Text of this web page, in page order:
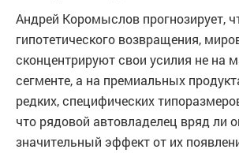
Андрей Коромыслов прогнозирует,
гипотетического возвращения,
сконцентрируют свои усилия не на
сегменте, а на премиальных
редких, специфических
что рядовой автовладелец вряд ли
значительный эффект от их